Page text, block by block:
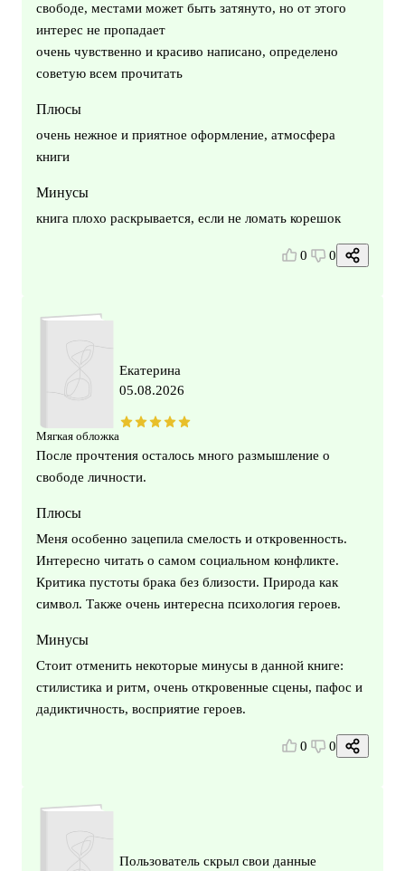
свободе, местами может быть затянуто, но от этого
интерес не пропадает
очень чувственно и красиво написано, определено
советую всем прочитать
Плюсы
очень нежное и приятное оформление, атмосфера
книги
Минусы
книга плохо раскрывается, если не ломать корешок
0 0
Мягкая обложка
Екатерина
05.08.2026
После прочтения осталось много размышление о
свободе личности.
Плюсы
Меня особенно зацепила смелость и откровенность.
Интересно читать о самом социальном конфликте.
Критика пустоты брака без близости. Природа как
символ. Также очень интересна психология героев.
Минусы
Стоит отменить некоторые минусы в данной книге:
стилистика и ритм, очень откровенные сцены, пафос и
дадиктичность, восприятие героев.
0 0
Пользователь скрыл свои данные